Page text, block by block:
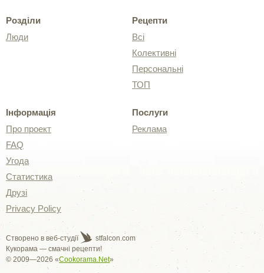
Розділи
Люди
Рецепти
Всі
Колективні
Персональні
ТОП
Інформація
Про проект
FAQ
Угода
Статистика
Друзі
Privacy Policy
Послуги
Реклама
Створено в веб-студії
stfalcon.com
Кукорама — смачні рецепти!
© 2009—2026 «Cookorama.Net»